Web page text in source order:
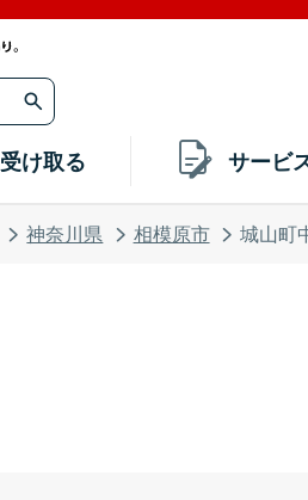
受け取る サービ
神奈川県 相模原市 城山町